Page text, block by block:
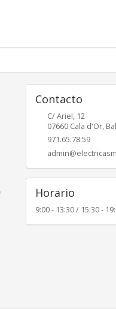
Contacto
C/ Ariel, 12
07660 Cala d'Or,
971.65.78.59
Horario
9:00 - 13:30 / 15:30 -